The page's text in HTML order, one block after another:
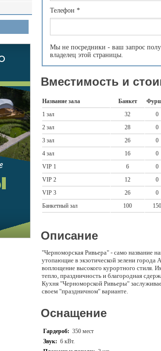
Телефон *
Мы не посредники - ваш запрос
владелец этой страницы.
Вместимость и
Название зала Банкет
1 зал
32
0
2 зал
28
0
3 зал
26
0
4 зал
16
0
VIP 1
6
0
VIP 2
12
0
VIP 3
26
0
Банкетный зал
100 150
Описание
"Черноморская Ривьера" - само название
утопающие в экзотической зелени
воплощение высокого курортного стиля.
тепло, праздничность и благородная
Кухня "Черноморской Ривьеры"
своем "праздничном" варианте.
Оснащение
Гардероб: 350 мест
Звук: 6 кВт.